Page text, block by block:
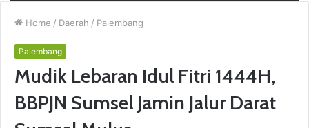
Home / Daerah / Palembang
Palembang
Mudik Lebaran Idul Fitri 1444H,
BBPJN Sumsel Jamin Jalur Darat